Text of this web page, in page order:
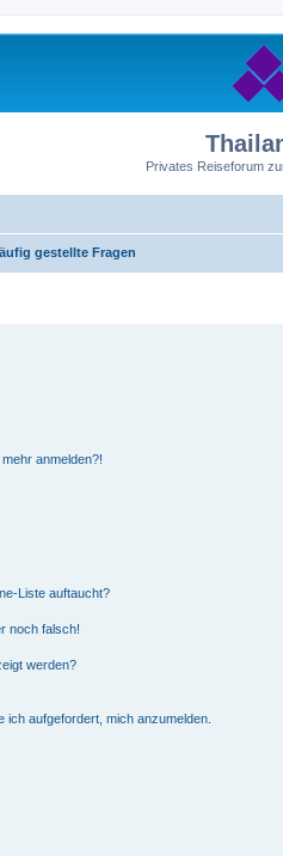
Privates Reiseforum
gestellte Fragen
anmelden?!
Liste auftaucht?
noch falsch!
werden?
aufgefordert, mich anzumelden.